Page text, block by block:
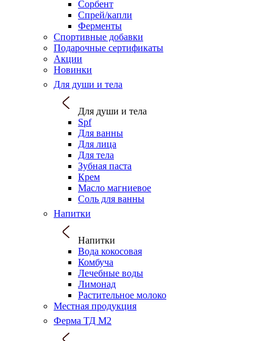
Сорбент
Спрей/капли
Ферменты
Спортивные добавки
Подарочные сертификаты
Акции
Новинки
Для души и тела
Для души и тела
Spf
Для ванны
Для лица
Для тела
Зубная паста
Крем
Масло магниевое
Соль для ванны
Напитки
Напитки
Вода кокосовая
Комбуча
Лечебные воды
Лимонад
Растительное молоко
Местная продукция
Ферма ТД М2